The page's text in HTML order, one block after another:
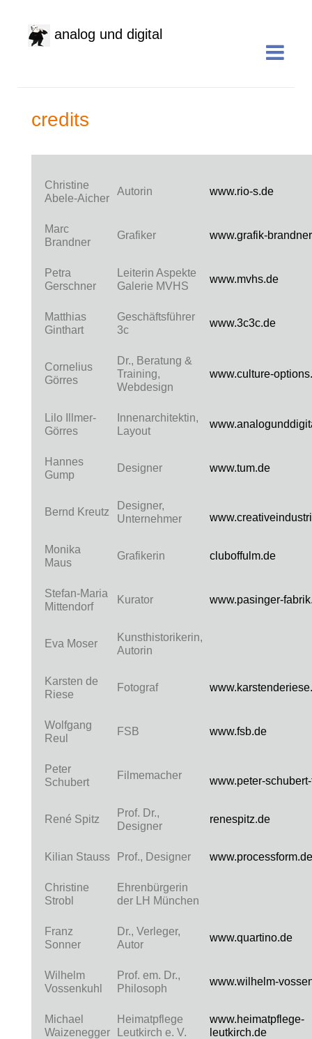
analog und digital
credits
Christine
Abele-Aicher
Autorin www.rio-s.de
Marc
Brandner
Grafiker www.grafik-
Petra
Gerschner
Leiterin Aspekte
Galerie MVHS
www.mvhs.de
Matthias
Ginthart
Geschäftsführer
3c
www.3c3c.de
Cornelius
Görres
Dr., Beratung &
Training,
Webdesign
www.culture-
Lilo Illmer-
Görres
Innenarchitektin,
Layout
Hannes
Gump
Designer www.tum.de
Bernd Kreutz
Designer,
Unternehmer
Monika
Maus
Grafikerin cluboffulm.de
Stefan-Maria
Mittendorf
Kurator www.pasinger-
Eva Moser
Kunsthistorikerin,
Autorin
Karsten de
Riese
Fotograf
Wolfgang
Reul
FSB www.fsb.de
Peter
Schubert
Filmemacher www.peter-
René Spitz
Prof. Dr.,
Designer
renespitz.de
Kilian Stauss Prof., Designer www.processform.de
Christine
Strobl
Ehrenbürgerin
der LH München
Franz
Sonner
Dr., Verleger,
Autor
www.quartino.de
Wilhelm
Vossenkuhl
Prof. em. Dr.,
Philosoph
www.wilhelm-
Michael
Waizenegger
Heimatpflege
Leutkirch e. V.
www.heimatpflege-
leutkirch.de